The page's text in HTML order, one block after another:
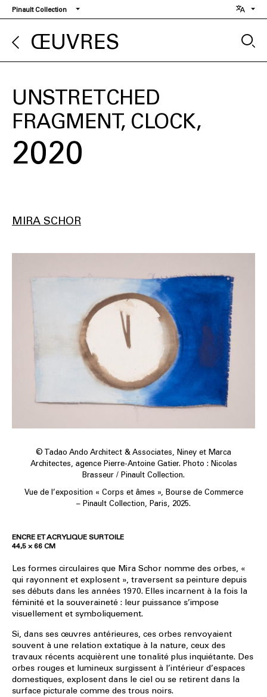
Aller
au
contenu
principal
Pinault Collection
ŒUVRES
UNSTRETCHED
FRAGMENT, CLOCK
2020
MIRA SCHOR
© Tadao Ando Architect & Associates, Niney et Marca
Architectes, agence Pierre-Antoine Gatier. Photo : Nicolas
Brasseur / Pinault Collection.
Vue de l’exposition « Corps et âmes », Bourse de Commerce
– Pinault Collection, Paris, 2025.
ENCRE ET ACRYLIQUE SUR TOILE
44,5 × 66 CM
Les formes circulaires que Mira Schor nomme des orbes, «
qui rayonnent et explosent », traversent sa peinture depuis
ses débuts dans les années 1970. Elles incarnent à la fois la
féminité et la souveraineté : leur puissance s’impose
visuellement et symboliquement.
Si, dans ses œuvres antérieures, ces orbes renvoyaient
souvent à une relation extatique à la nature, ceux des
travaux récents acquièrent une tonalité plus inquiétante. Des
orbes rouges et lumineux surgissent à l’intérieur d’espaces
domestiques, explosent dans le ciel ou se retirent dans la
surface picturale comme des trous noirs.